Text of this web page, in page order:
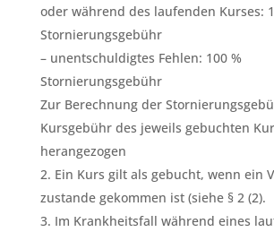
oder während des laufenden Kurses:
Stornierungsgebühr
– unentschuldigtes Fehlen: 100 %
Stornierungsgebühr
Zur Berechnung der
Kursgebühr des jeweils gebuchten
herangezogen
Ein Kurs gilt als gebucht, wenn ein
zustande gekommen ist (siehe § 2 (2).
Im Krankheitsfall während eines